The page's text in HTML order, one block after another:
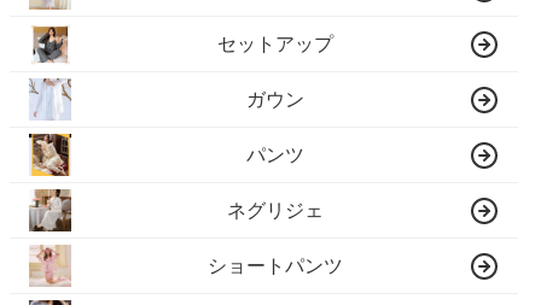
セットアップ
ガウン
パンツ
ネグリジェ
ショートパンツ